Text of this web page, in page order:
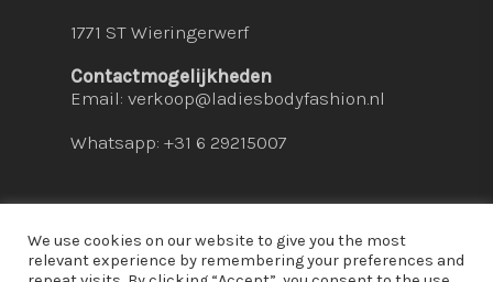
1771 ST Wieringerwerf
Contactmogelijkheden
Email: verkoop@ladiesbodyfashion.nl
Whatsapp: +31 6 29215007
We use cookies on our website to give you the most
relevant experience by remembering your preferences and